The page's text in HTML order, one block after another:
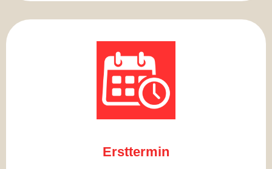
Ersttermin